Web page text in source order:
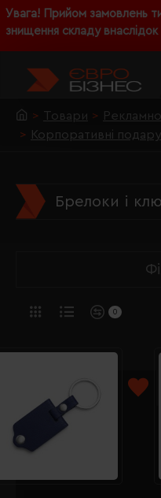
Увага! Прийом замовлень
знищення складу
Товари
Корпоративні
Брелоки і
0